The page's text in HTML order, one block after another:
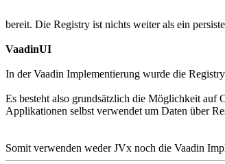
bereit. Die Registry ist nichts weiter als ein
VaadinUI
In der Vaadin Implementierung wurde die
Es besteht also grundsätzlich die Möglichkeit
Applikationen selbst verwendet um Daten über
Somit verwenden weder JVx noch die Vaadin